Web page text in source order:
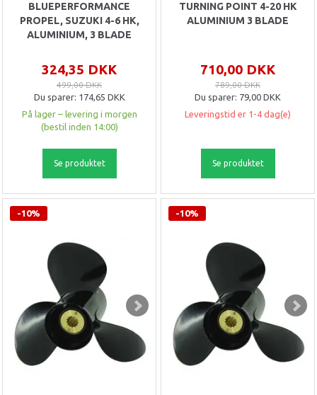
BLUEPERFORMANCE
PROPEL, SUZUKI 4-6 HK,
ALUMINIUM, 3 BLADE
324,35 DKK
499,00 DKK
Du sparer: 174,65 DKK
På lager – levering i morgen
(bestil inden 14:00)
Se produktet
TURNING POINT 4-20 HK
ALUMINIUM 3 BLADE
710,00 DKK
789,00 DKK
Du sparer: 79,00 DKK
Leveringstid er 1-4 dag(e)
Se produktet
-10% -10%